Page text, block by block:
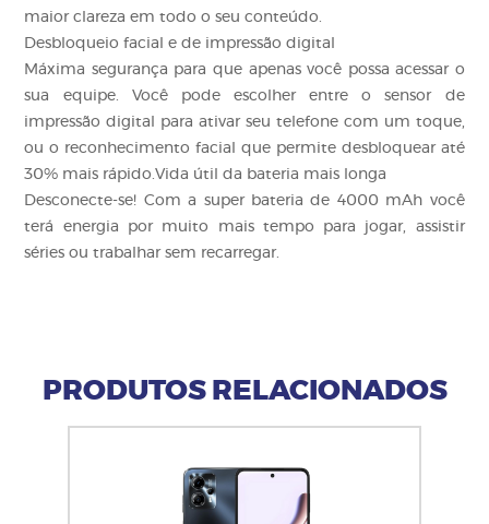
maior clareza em todo o seu conteúdo.
Desbloqueio facial e de impressão digital
Máxima segurança para que apenas você possa acessar o
sua equipe. Você pode escolher entre o sensor de
impressão digital para ativar seu telefone com um toque,
ou o reconhecimento facial que permite desbloquear até
30% mais rápido.Vida útil da bateria mais longa
Desconecte-se! Com a super bateria de 4000 mAh você
terá energia por muito mais tempo para jogar, assistir
séries ou trabalhar sem recarregar.
PRODUTOS RELACIONADOS